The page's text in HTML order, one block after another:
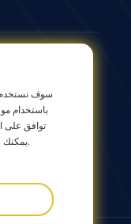
سوف نستخدم
باستخدام
توافق على
يمكنك رفض استخدام موقع الويب لملفات تعريف الارتباط.